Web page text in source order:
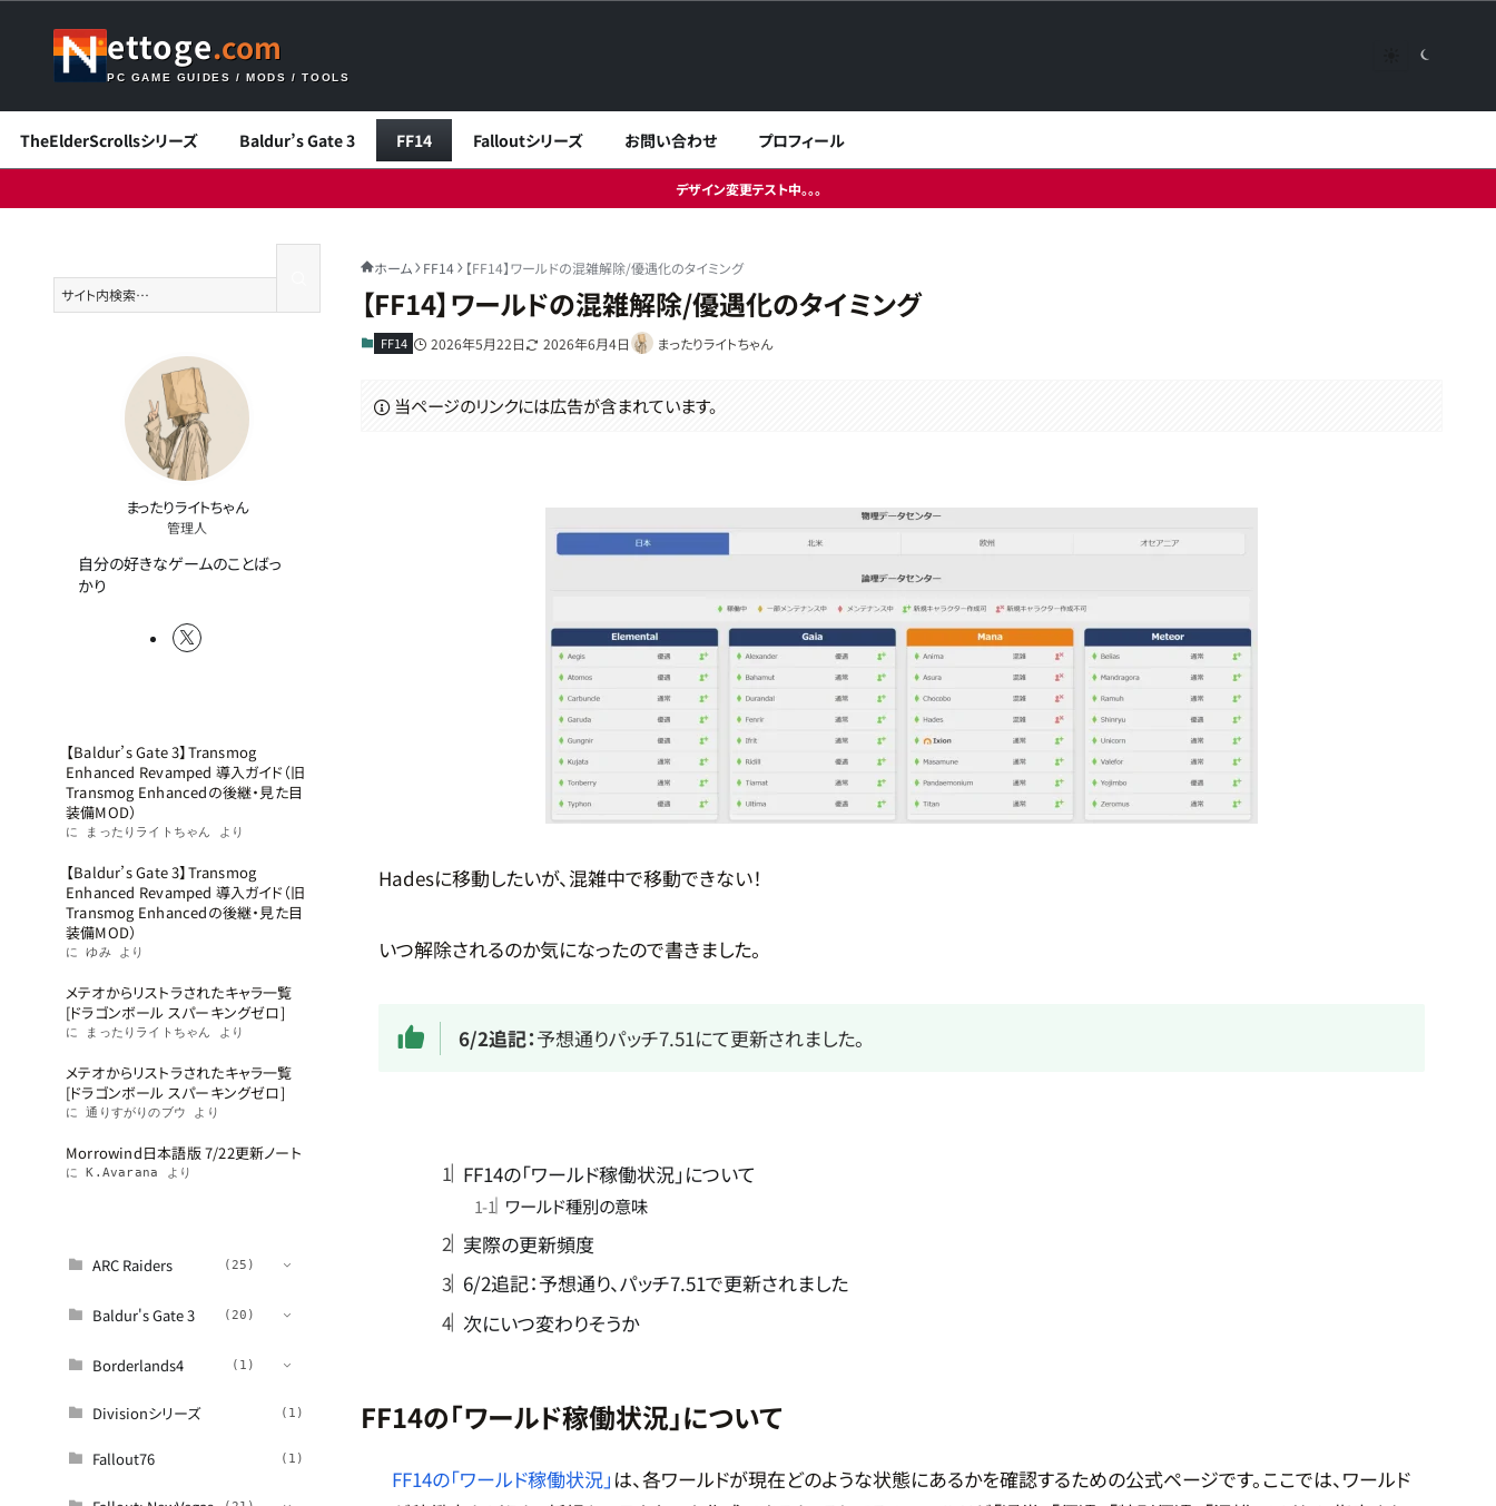
ettoge.com
PC GAME GUIDES / MODS / TOOLS
TheElderScrollsシリーズ Baldur’s Gate 3 FF14 Falloutシリーズ お問い合わせ プロフィール
デザイン変更テスト中。。。
ホーム FF14 【FF14】ワールドの混雑解除/優遇化のタイミング
【FF14】ワールドの混雑解除/優遇化のタイミング
FF14 2026年5月22日 2026年6月4日 まったりライトちゃん
当ページのリンクには広告が含まれています。
Hadesに移動したいが、混雑中で移動できない！
いつ解除されるのか気になったので書きました。
6/2追記：予想通りパッチ7.51にて更新されました。
FF14の「ワールド稼働状況」について
ワールド種別の意味
実際の更新頻度
6/2追記：予想通り、パッチ7.51で更新されました
次にいつ変わりそうか
FF14の「ワールド稼働状況」について
FF14の「ワールド稼働状況」 は、各ワールドが現在どのような状態にあるかを確認するための公式ページです。ここでは、ワールド
まったりライトちゃん
管理人
自分の好きなゲームのことばっ
かり
【Baldur’s Gate 3】Transmog
Enhanced Revamped 導入ガイド（旧
Transmog Enhancedの後継・見た目
装備MOD）
に まったりライトちゃん より
【Baldur’s Gate 3】Transmog
Enhanced Revamped 導入ガイド（旧
Transmog Enhancedの後継・見た目
装備MOD）
にゆみより
メテオからリストラされたキャラ一覧
[ドラゴンボール スパーキングゼロ]
に まったりライトちゃん より
メテオからリストラされたキャラ一覧
[ドラゴンボール スパーキングゼロ]
に通りすがりのブウ より
Morrowind日本語版 7/22更新ノート
にK.Avarana より
ARC Raiders (25)
(11)
パッチノート
攻略 (16)
武器 (3)
Baldur's Gate 3 (20)
(14)
ツール (1)
Borderlands4 (1)
(1)
Divisionシリーズ (1)
Fallout76 (1)